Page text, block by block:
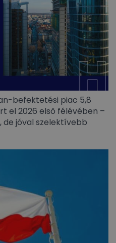
befektetési piac 5,8
el 2026 első félévében –
jóval szelektívebb